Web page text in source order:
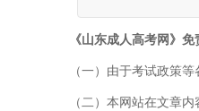
《山东成人高考网》免
（一）由于考试政策
（二）本网站在文章